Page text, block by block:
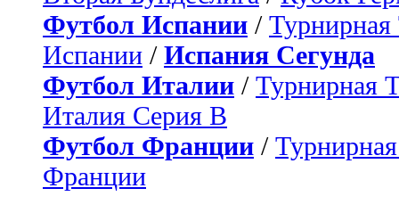
Футбол Испании / Турнирная
Испании / Испания Сегунда
Футбол Италии / Турнирная
Италия Серия B
Футбол Франции /
Франции